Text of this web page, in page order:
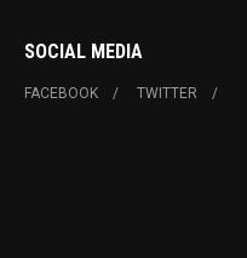
SOCIAL MEDIA
FACEBOOK TWITTER